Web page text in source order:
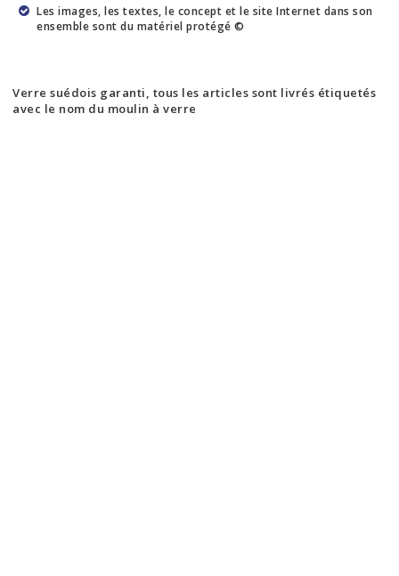
Les images, les textes, le concept et le site Internet dans son
ensemble sont du matériel protégé ©
Verre suédois garanti, tous les articles sont livrés étiquetés
avec le nom du moulin à verre